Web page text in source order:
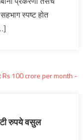
स्पष्ट होत
रुपये वसुल